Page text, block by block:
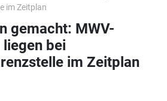
im Zeitplan
gemacht: MWV-
bei
im Zeitplan